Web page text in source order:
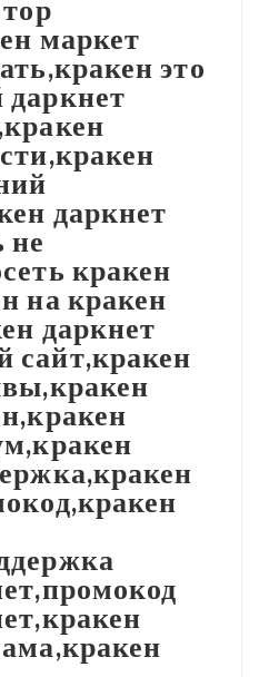
маркет
это
даркнет
не
кракен
на кракен
даркнет
сайт,кракен